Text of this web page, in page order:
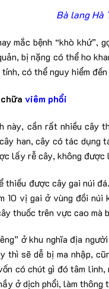
Bà lang Hà
mắc bệnh “khò khứ”,
bị nặng có thể ho
có thể nguy hiểm
viêm phổi
này, cần rất nhiều cây
han, cây có tác dụng
lấy rễ cây, không được
được cây gai núi
10 vị gai ở vùng đồi
thuốc trên vực cao mà
ở khu nghĩa địa
thì sẽ dễ bị ma nhập,
có chút gì đó tâm
ở dịch phổi, làm thông